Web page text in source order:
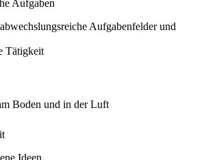
Aufgaben
Aufgabenfelder und
Tätigkeit
Boden und in der Luft
Ideen